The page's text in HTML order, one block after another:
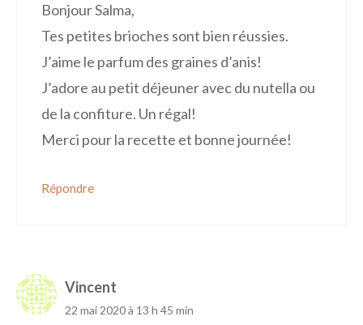
Bonjour Salma,
Tes petites brioches sont bien réussies.
J’aime le parfum des graines d’anis!
J’adore au petit déjeuner avec du nutella ou
de la confiture. Un régal!
Merci pour la recette et bonne journée!
Répondre
Vincent
22 mai 2020 à 13 h 45 min